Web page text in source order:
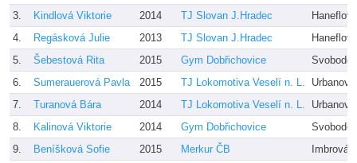
3.
Kindlová Viktorie 2014 TJ Slovan J.Hradec
4.
Regásková Julie 2013 TJ Slovan J.Hradec
5.
Šebestová Rita 2015 Gym Dobřichovice
6.
Sumerauerová Pavla 2015 TJ Lokomotiva Veselí n. L.
7.
Turanová Bára 2014 TJ Lokomotiva Veselí n. L.
8.
Kalinová Viktorie 2014 Gym Dobřichovice
9.
Beníšková Sofie 2015 Merkur ČB Imbrová